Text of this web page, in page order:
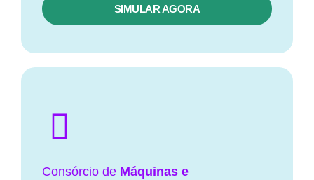
SIMULAR AGORA
Consórcio de Máquinas e